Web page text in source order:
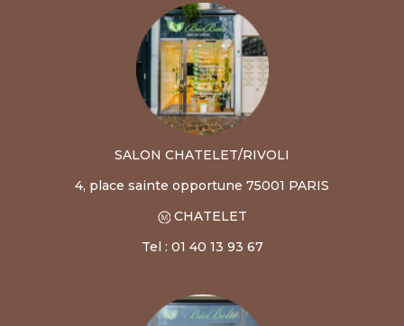
SALON CHATELET/RIVOLI
4, place sainte opportune 75001 PARIS
CHATELET
Tel : 01 40 13 93 67